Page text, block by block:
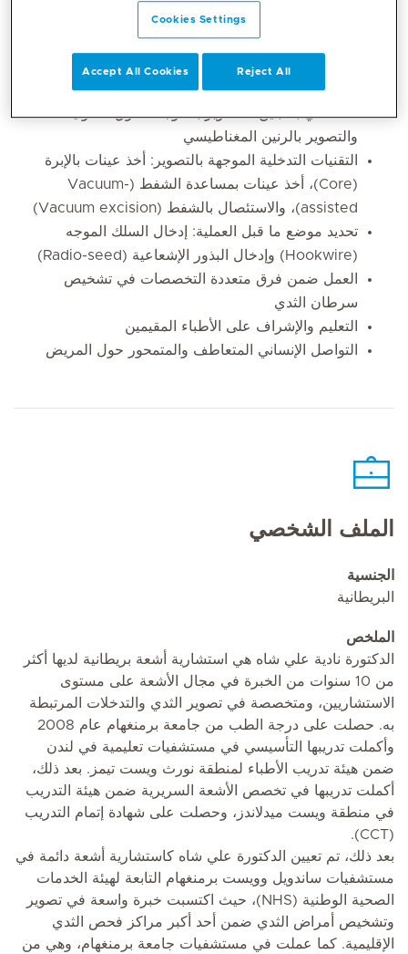
المهارات الأساسية
تصوير شامل للثدي: التصوير الشعاعي، التصوير
المقطعي ثلاثي الأبعاد (توموسينثيسيس)، التصوير
والتصوير بالرنين المغناطيسي
التقنيات التدخلية الموجهة بالتصوير: أخذ عينات بالإبرة
(Core)، أخذ عينات بمساعدة الشفط (Vacuum-
assisted)، والاستئصال بالشفط (Vacuum excision)
تحديد موضع ما قبل العملية: إدخال السلك الموجه
(Hookwire) وإدخال البذور الإشعاعية (Radio-seed)
العمل ضمن فرق متعددة التخصصات في تشخيص
سرطان الثدي
التعليم والإشراف على الأطباء المقيمين
التواصل الإنساني المتعاطف والمتمحور حول المريض
الملف الشخصي
الجنسية
البريطانية
الملخص
الدكتورة نادية علي شاه هي استشارية أشعة بريطانية لديها أكثر
من 10 سنوات من الخبرة في مجال الأشعة على مستوى
الاستشاريين، ومتخصصة في تصوير الثدي والتدخلات المرتبطة
به. حصلت على درجة الطب من جامعة برمنغهام عام 2008
وأكملت تدريبها التأسيسي في مستشفيات تعليمية في لندن
ضمن هيئة تدريب الأطباء لمنطقة نورث ويست تيمز. بعد ذلك،
أكملت تدريبها في تخصص الأشعة السريرية ضمن هيئة التدريب
في منطقة ويست ميدلاندز، وحصلت على شهادة إتمام التدريب
(CCT).
بعد ذلك، تم تعيين الدكتورة علي شاه كاستشارية أشعة دائمة في
مستشفيات ساندويل وويست برمنغهام التابعة لهيئة الخدمات
الصحية الوطنية (NHS)، حيث اكتسبت خبرة واسعة في تصوير
وتشخيص أمراض الثدي ضمن أحد أكبر مراكز فحص الثدي
الإقليمية. كما عملت في مستشفيات جامعة برمنغهام، وهي من
Cookies Settings
Reject All
Accept All Cookies